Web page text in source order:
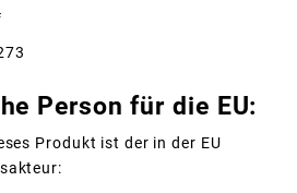
Person für die EU:
Produkt ist der in der EU